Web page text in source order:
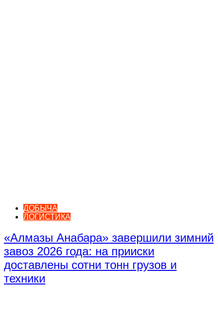
ДОБЫЧА
ЛОГИСТИКА
«Алмазы Анабара» завершили зимний
завоз 2026 года: на прииски
доставлены сотни тонн грузов и
техники